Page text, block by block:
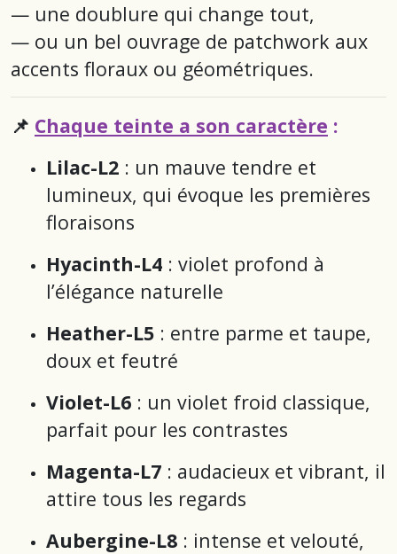
— une doublure qui change tout,
— ou un bel ouvrage de patchwork aux
accents floraux ou géométriques.
📌 Chaque teinte a son caractère :
Lilac-L2 : un mauve tendre et
lumineux, qui évoque les premières
floraisons
Hyacinth-L4 : violet profond à
l’élégance naturelle
Heather-L5 : entre parme et taupe,
doux et feutré
Violet-L6 : un violet froid classique,
parfait pour les contrastes
Magenta-L7 : audacieux et vibrant, il
attire tous les regards
Aubergine-L8 : intense et velouté,